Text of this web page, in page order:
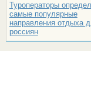
Туроператоры
самые популярные
направления отдыха
россиян